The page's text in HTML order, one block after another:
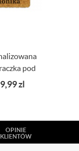
pod
DOM
zl
OPINIE
KLIENTÓW